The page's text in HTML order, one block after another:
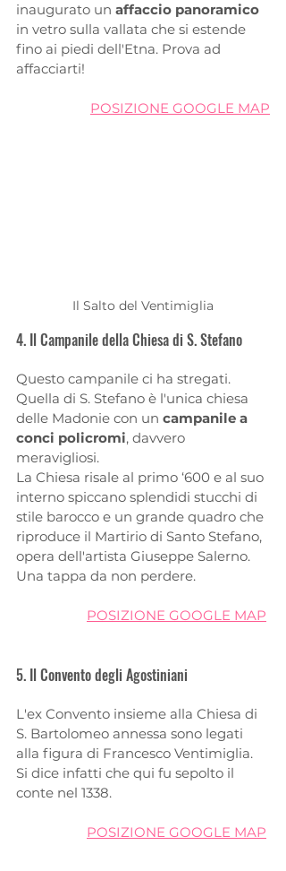
inaugurato un affaccio panoramico
in vetro sulla vallata che si estende
fino ai piedi dell'Etna. Prova ad
affacciarti!
POSIZIONE GOOGLE MAP
Il Salto del Ventimiglia
4. Il Campanile della Chiesa di S. Stefano
Questo campanile ci ha stregati.
Quella di S. Stefano è l'unica chiesa
delle Madonie con un campanile a
conci policromi, davvero
meravigliosi.
La Chiesa risale al primo ‘600 e al suo
interno spiccano splendidi stucchi di
stile barocco e un grande quadro che
riproduce il Martirio di Santo Stefano,
opera dell'artista Giuseppe Salerno.
Una tappa da non perdere.
POSIZIONE GOOGLE MAP
5. Il Convento degli Agostiniani
L'ex Convento insieme alla Chiesa di
S. Bartolomeo annessa sono legati
alla figura di Francesco Ventimiglia.
Si dice infatti che qui fu sepolto il
conte nel 1338.
POSIZIONE GOOGLE MAP